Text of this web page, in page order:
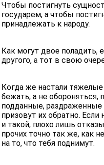
Чтобы постигнуть
государем, а чтобы
принадлежать к народу.
Как могут двое поладить,
другого, а тот в свою
Когда же настали
бежать, а не обороняться,
подданные, раздраженные
призовут их обратно.
и такой, плохо лишь
прочих точно так же, как
на то, что тебя поднимут.